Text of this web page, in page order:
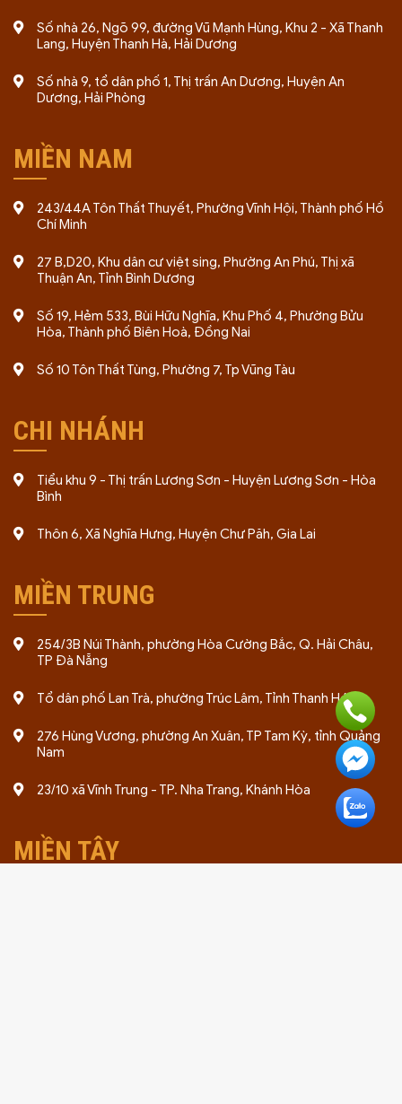
Số nhà 26, Ngõ 99, đường Vũ Mạnh Hùng, Khu 2 - Xã Thanh
Lang, Huyện Thanh Hà, Hải Dương
Số nhà 9, tổ dân phố 1, Thị trấn An Dương, Huyện An
Dương, Hải Phòng
MIỀN NAM
243/44A Tôn Thất Thuyết, Phường Vĩnh Hội, Thành phố Hồ
Chí Minh
27 B,D20, Khu dân cư việt sing, Phường An Phú, Thị xã
Thuận An, Tỉnh Bình Dương
Số 19, Hẻm 533, Bùi Hữu Nghĩa, Khu Phố 4, Phường Bửu
Hòa, Thành phố Biên Hoà, Đồng Nai
Số 10 Tôn Thất Tùng, Phường 7, Tp Vũng Tàu
CHI NHÁNH
Tiểu khu 9 - Thị trấn Lương Sơn - Huyện Lương Sơn - Hòa
Bình
Thôn 6, Xã Nghĩa Hưng, Huyện Chư Păh, Gia Lai
MIỀN TRUNG
254/3B Núi Thành, phường Hòa Cường Bắc, Q. Hải Châu,
TP Đà Nẵng
Tổ dân phố Lan Trà, phường Trúc Lâm, Tỉnh Thanh Hóa
276 Hùng Vương, phường An Xuân, TP Tam Kỳ, tỉnh Quảng
Nam
23/10 xã Vĩnh Trung - TP. Nha Trang, Khánh Hòa
MIỀN TÂY